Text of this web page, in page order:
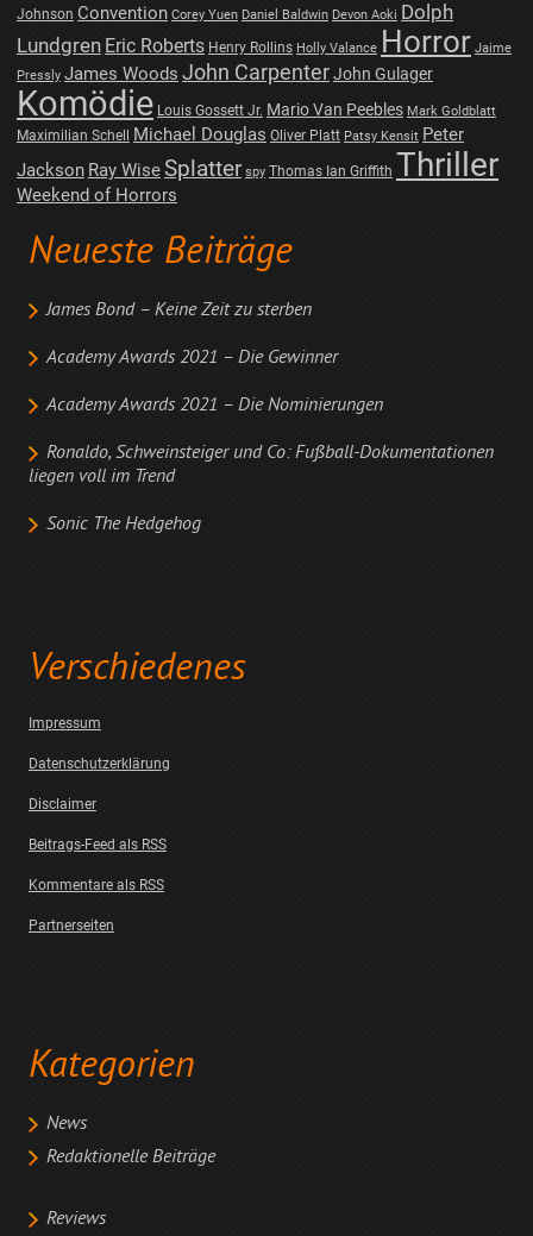
Johnson Convention Corey Yuen Daniel Baldwin Devon Aoki Dolph
Lundgren Eric Roberts Henry Rollins Holly Valance Horror Jaime
Pressly James Woods John CarpenterJohn Gulager
Komödie Louis Gossett Jr. Mario Van Peebles Mark Goldblatt
Maximilian Schell Michael Douglas Oliver Platt Patsy Kensit Peter
Jackson Ray WiseSplatter spy Thomas Ian Griffith Thriller
Weekend of Horrors
Neueste Beiträge
James Bond – Keine Zeit zu sterben
Academy Awards 2021 – Die Gewinner
Academy Awards 2021 – Die Nominierungen
Ronaldo, Schweinsteiger und Co: Fußball-Dokumentationen
liegen voll im Trend
Sonic The Hedgehog
Verschiedenes
Impressum
Datenschutzerklärung
Disclaimer
Beitrags-Feed als RSS
Kommentare als RSS
Partnerseiten
Kategorien
News
Redaktionelle Beiträge
Reviews